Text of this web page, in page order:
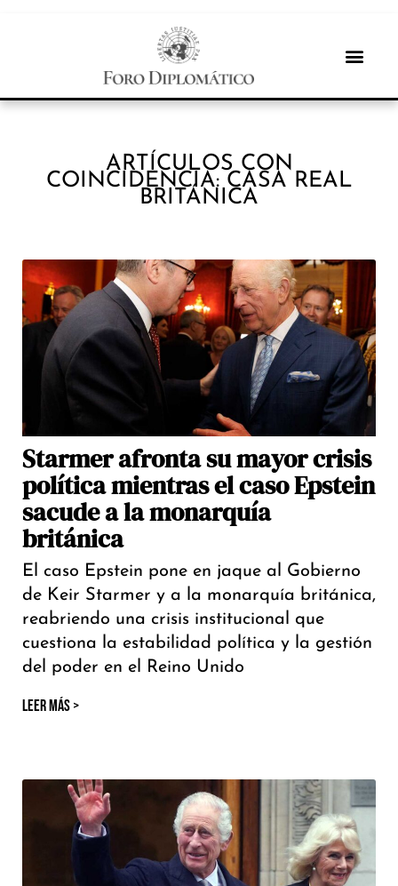
ARTÍCULOS CON
COINCIDENCIA: CASA REAL
BRITÁNICA
Starmer afronta su mayor crisis
política mientras el caso Epstein
sacude a la monarquía
británica
El caso Epstein pone en jaque al Gobierno
de Keir Starmer y a la monarquía británica,
reabriendo una crisis institucional que
cuestiona la estabilidad política y la gestión
del poder en el Reino Unido
LEER MÁS >